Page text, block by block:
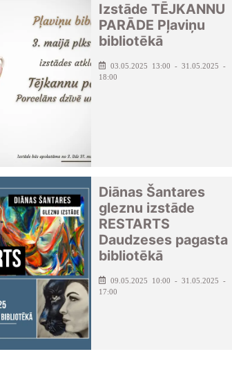
Izstāde TĒJKANNU
PARĀDE Pļaviņu
bibliotēkā
03.05.2025 13:00 - 31.05.2025 -
18:00
Diānas Šantares
gleznu izstāde
RESTARTS
Daudzeses pagasta
bibliotēkā
09.05.2025 10:00 - 31.05.2025 -
17:00